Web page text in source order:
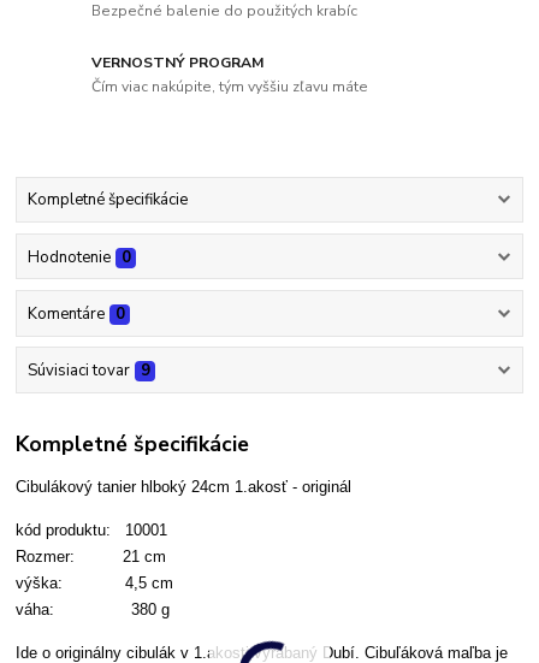
Bezpečné balenie do použitých krabíc
VERNOSTNÝ PROGRAM
Čím viac nakúpite, tým vyššiu zľavu máte
Kompletné špecifikácie
Hodnotenie 0
Komentáre 0
Súvisiaci tovar 9
Kompletné špecifikácie
Cibulákový tanier hlboký 24cm 1.akosť - originál
kód produktu: 10001
Rozmer: 21 cm
výška: 4,5 cm
váha: 380 g
Ide o originálny cibulák v 1.akosti vyrábaný Dubí. Cibuľáková maľba je